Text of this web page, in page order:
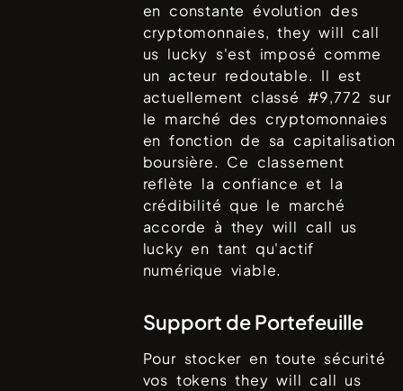
en constante évolution des
cryptomonnaies,they will call
us lucky s'est imposé comme
un acteur redoutable. Il est
actuellement classé #9,772 sur
le marché des cryptomonnaies
en fonction de sa capitalisation
boursière. Ce classement
reflète la confiance et la
crédibilité que le marché
accorde à they will call us
lucky en tant qu'actif
numérique viable.
Support de Portefeuille
Pour stocker en toute sécurité
vos tokensthey will call us